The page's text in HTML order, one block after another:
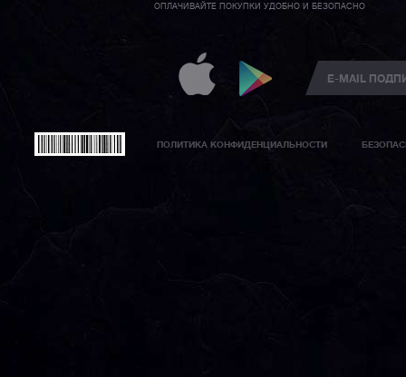
ОПЛАЧИВАЙТЕ ПОКУПКИ УДОБНО И БЕЗОПАСНО
ПОЛИТИКА КОНФИДЕНЦИАЛЬНОСТИ